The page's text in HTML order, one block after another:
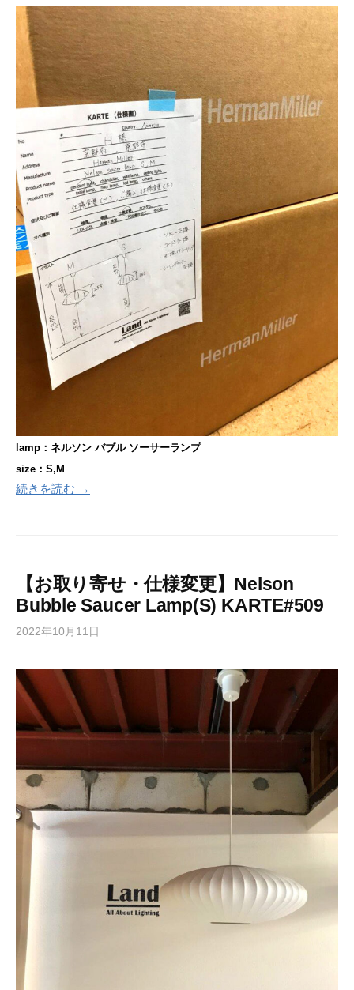
lamp：ネルソン バブル ソーサーランプ
size：S,M
続きを読む →
【お取り寄せ・仕様変更】Nelson
Bubble Saucer Lamp(S) KARTE#509
2022年10月11日